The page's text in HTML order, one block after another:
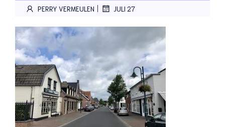
PERRY VERMEULEN | JULI 27